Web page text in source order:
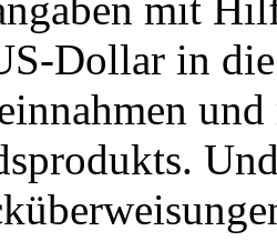
Dollar in